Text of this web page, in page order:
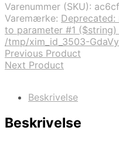
Varenummer (SKU):
Varemærke: Deprecated:
to parameter #1
/tmp/xim_id_3503-
Previous Product
Next Product
Beskrivelse
Beskrivelse